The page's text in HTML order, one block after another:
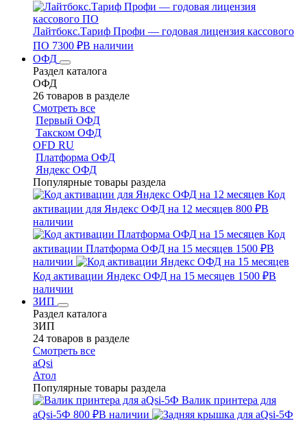
Лайтбокс.Тариф Профи — годовая лицензия кассового
ПО 7300 ₽В наличии
ОФД
Раздел каталога
ОФД
26 товаров в разделе
Смотреть все
Первый ОФД
Такском ОФД
OFD RU
Платформа ОФД
Яндекс ОФД
Популярные товары раздела
Код
активации для Яндекс ОФД на 12 месяцев 800 ₽В
наличии
Код
активации Платформа ОФД на 15 месяцев 1500 ₽В
наличии
Код активации Яндекс ОФД на 15 месяцев 1500 ₽В
наличии
ЗИП
Раздел каталога
ЗИП
24 товаров в разделе
Смотреть все
aQsi
Атол
Популярные товары раздела
Валик принтера для
aQsi-5Ф 800 ₽В наличии